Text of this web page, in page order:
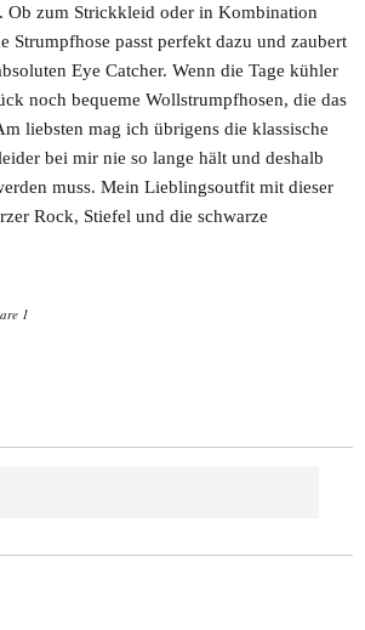
Ob zum Strickkleid oder in Kombination
Strumpfhose passt perfekt dazu und zaubert
Eye Catcher. Wenn die Tage kühler
noch bequeme Wollstrumpfhosen, die das
liebsten mag ich übrigens die klassische
bei mir nie so lange hält und deshalb
muss. Mein Lieblingsoutfit mit dieser
Rock, Stiefel und die schwarze
1